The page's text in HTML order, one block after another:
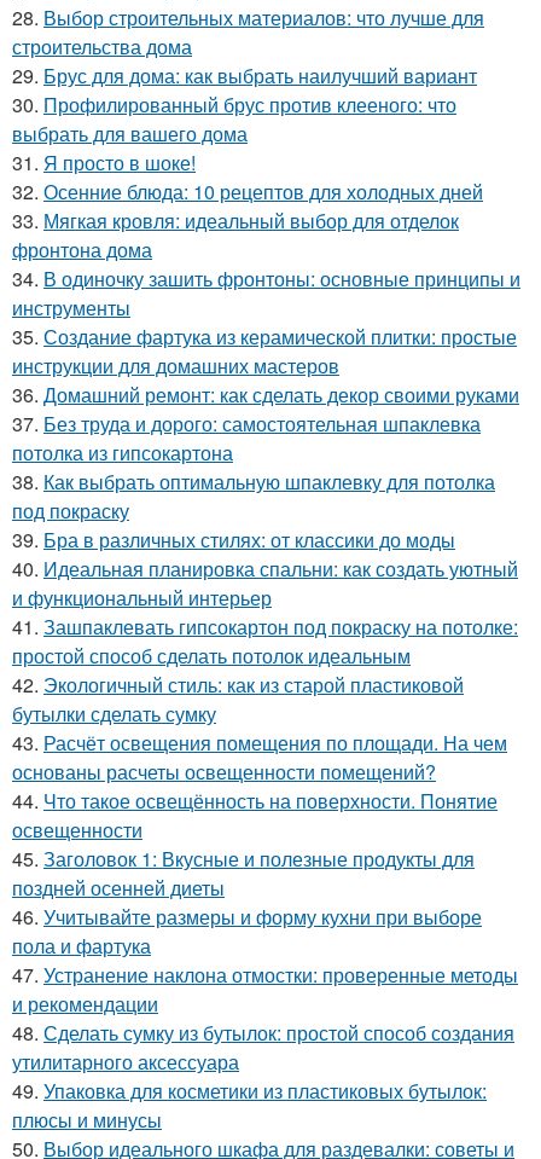
28. Выбор строительных материалов: что лучше для
строительства дома
29. Брус для дома: как выбрать наилучший вариант
30. Профилированный брус против клееного: что
выбрать для вашего дома
31. Я просто в шоке!
32. Осенние блюда: 10 рецептов для холодных дней
33. Мягкая кровля: идеальный выбор для отделок
фронтона дома
34. В одиночку зашить фронтоны: основные принципы и
инструменты
35. Создание фартука из керамической плитки: простые
инструкции для домашних мастеров
36. Домашний ремонт: как сделать декор своими руками
37. Без труда и дорого: самостоятельная шпаклевка
потолка из гипсокартона
38. Как выбрать оптимальную шпаклевку для потолка
под покраску
39. Бра в различных стилях: от классики до моды
40. Идеальная планировка спальни: как создать уютный
и функциональный интерьер
41. Зашпаклевать гипсокартон под покраску на потолке:
простой способ сделать потолок идеальным
42. Экологичный стиль: как из старой пластиковой
бутылки сделать сумку
43. Расчёт освещения помещения по площади. На чем
основаны расчеты освещенности помещений?
44. Что такое освещённость на поверхности. Понятие
освещенности
45. Заголовок 1: Вкусные и полезные продукты для
поздней осенней диеты
46. Учитывайте размеры и форму кухни при выборе
пола и фартука
47. Устранение наклона отмостки: проверенные методы
и рекомендации
48. Сделать сумку из бутылок: простой способ создания
утилитарного аксессуара
49. Упаковка для косметики из пластиковых бутылок:
плюсы и минусы
50. Выбор идеального шкафа для раздевалки: советы и